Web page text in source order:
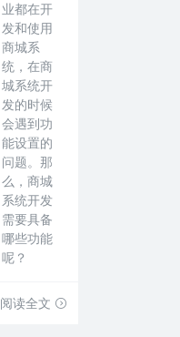
业都在开
发和使用
商城系
统，在商
城系统开
发的时候
会遇到功
能设置的
问题。那
么，商城
系统开发
需要具备
哪些功能
呢？
阅读全文